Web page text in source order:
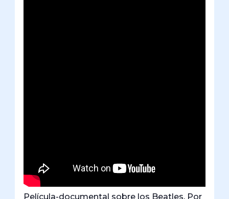
Película-documental sobre los Beatles. Por